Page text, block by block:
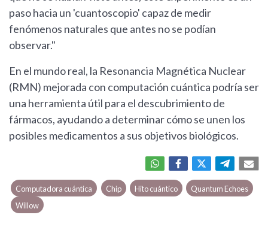
paso hacia un 'cuantoscopio' capaz de medir
fenómenos naturales que antes no se podían
observar."
En el mundo real, la Resonancia Magnética Nuclear
(RMN) mejorada con computación cuántica podría ser
una herramienta útil para el descubrimiento de
fármacos, ayudando a determinar cómo se unen los
posibles medicamentos a sus objetivos biológicos.
Computadora cuántica Chip Hito cuántico
Quantum Echoes
Willow